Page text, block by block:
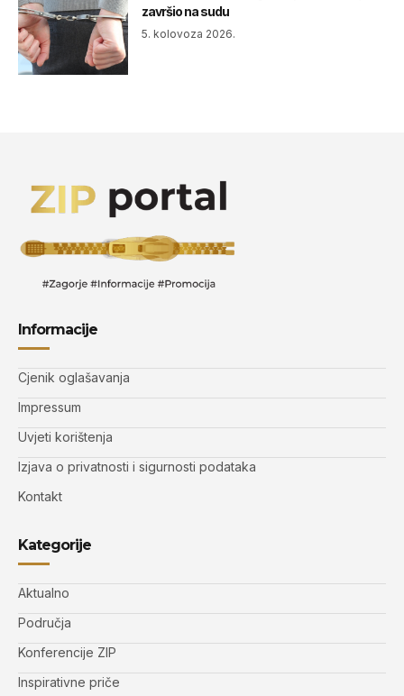
završio na sudu
5. kolovoza 2026.
Informacije
Cjenik oglašavanja
Impressum
Uvjeti korištenja
Izjava o privatnosti i sigurnosti podataka
Kontakt
Kategorije
Aktualno
Područja
Konferencije ZIP
Inspirativne priče